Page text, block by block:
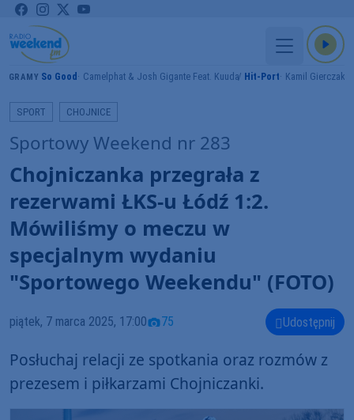
GRAMY So Good Camelphat & Josh Gigante Feat. Kuuda Hit-Port Kamil Gierczak
SPORT CHOJNICE
Sportowy Weekend nr 283
Chojniczanka przegrała z
rezerwami ŁKS-u Łódź 1:2.
Mówiliśmy o meczu w
specjalnym wydaniu
"Sportowego Weekendu" (FOTO)
piątek, 7 marca 2025, 17:00 75 Udostępnij
Posłuchaj relacji ze spotkania oraz rozmów z
prezesem i piłkarzami Chojniczanki.